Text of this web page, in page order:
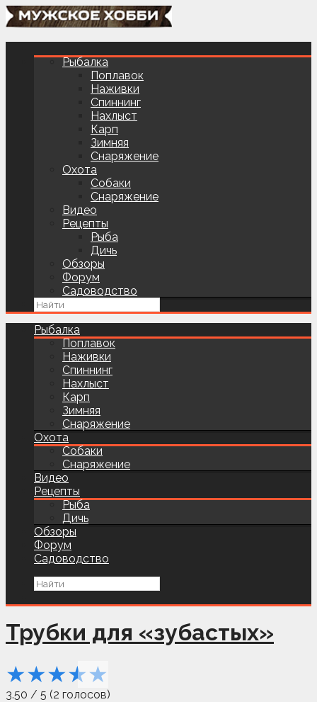
Рыбалка
Поплавок
Наживки
Спиннинг
Нахлыст
Карп
Зимняя
Снаряжение
Охота
Собаки
Снаряжение
Видео
Рецепты
Рыба
Дичь
Обзоры
Форум
Садоводство
Рыбалка
Поплавок
Наживки
Спиннинг
Нахлыст
Карп
Зимняя
Снаряжение
Охота
Собаки
Снаряжение
Видео
Рецепты
Рыба
Дичь
Обзоры
Форум
Садоводство
Трубки для «зубастых»
★★★★★
3.50 / 5 (2 голосов)